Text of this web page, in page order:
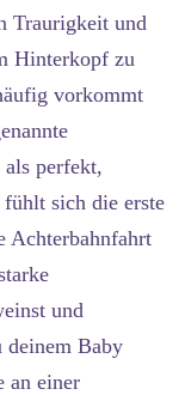
Traurigkeit und
Hinterkopf zu
vorkommt
als perfekt,
sich die erste
Achterbahnfahrt
und
deinem Baby
an einer